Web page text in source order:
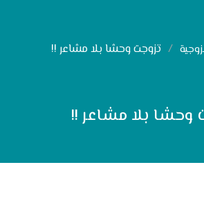
تزوجت وحشا بلا مشاعر !!
وحشا بلا مشاعر !!